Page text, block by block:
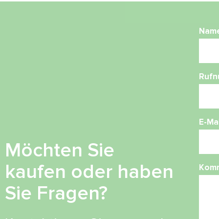
Möchten Sie
kaufen oder haben
Sie Fragen?
E-